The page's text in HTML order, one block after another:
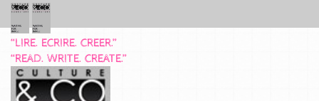
“LIRE. ECRIRE. CREER.”
“READ. WRITE. CREATE.”